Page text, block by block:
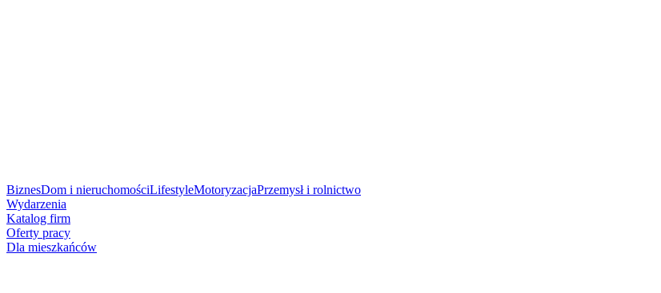
BiznesDom i nieruchomościLifestyleMotoryzacjaPrzemysł i rolnictwo
Wydarzenia
Katalog firm
Oferty pracy
Dla mieszkańców